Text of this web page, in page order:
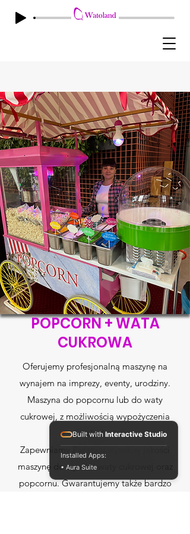
POPCORN + WATA
CUKROWA
Oferujemy profesjonalną maszynę na
wynajem na imprezy, eventy, urodziny.
Maszyna do popcornu lub do waty
cukrowej, z możliwością wypożyczenia
obu!
Zapewniamy Państwu wysokiej jakości
maszynę do wyrobu waty cukrowej oraz
popcornu. Gwarantujemy także bardzo
Built with Interactive Studio
Installed Apps:
• Aura Suite